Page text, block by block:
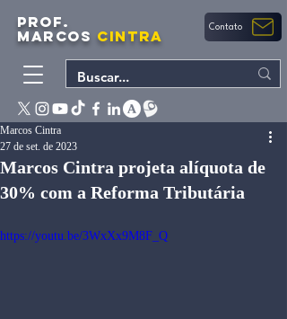
PROF.
MARCOS CINTRA Contato
Marcos Cintra projeta alíquota de
30% com a Reforma Tributária
Marcos Cintra
27 de set. de 2023
https://youtu.be/3WxXx9M8F_Q